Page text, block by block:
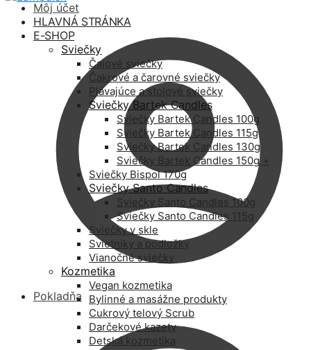
Môj účet
Pokladňa
HLAVNÁ STRÁNKA
E-SHOP
Sviečky
Čajové sviečky
Čakrové a čarovné sviečky
Plávajúce a stolové sviečky
Sviečky Bartek Candles
Sviečky Bartek Candles 100g
Sviečky Bartek Candles 115g
Sviečky Bartek Candles 130g
Sviečky Bartek Candles 150g +
Sviečky Bispol 170g
Sviečky Santo Candles
Sviečky Santo Candles 100g
Sviečky Santo Candles 115g
Sviečky v skle
Svietniky a podložky
Vianočné sviečky
Kozmetika
Vegan kozmetika
Bylinné a masážne produkty
Cukrový telový Scrub
Darčekové kazety
Detská kozmetika